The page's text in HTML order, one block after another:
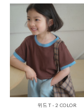
위드 T - 2 COLOR